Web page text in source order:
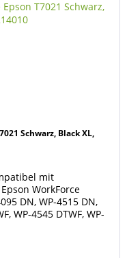
Schwarz, Black XL,
mit
WorkForce
DN, WP-4515 DN,
WP-4545 DTWF, WP-
und zeigt den
Epson...